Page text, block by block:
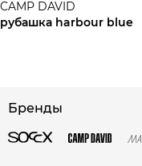
CAMP DAVID
рубашка harbour blue
Бренды